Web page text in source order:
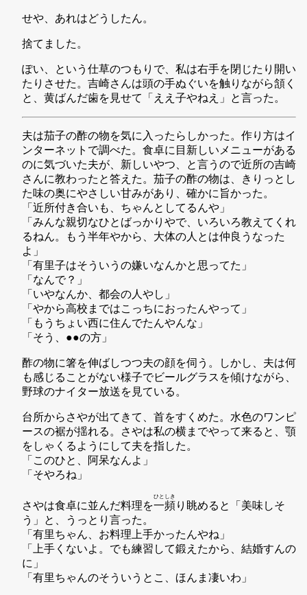
せや、あれはどうしたん。
捨てました。
ぽい、という仕草のつもりで、私は右手を閉じたり開い
たりさせた。吉崎さんは頭の手ぬぐいを触りながら頷く
と、黄ばんだ歯を見せて「ええ子やねえ」と言った。
夫は茄子の酢の物を気に入ったらしかった。作り方はイ
ンターネットで調べた。食卓に目新しいメニューがある
のに気づいた夫が、新しいやつ、と言うので近所の吉崎
さんに教わったと答えた。茄子の酢の物は、きりっとし
た味の奥にやさしい甘みがあり、確かに旨かった。
「近所付き合いも、ちゃんとしてるんや」
「みんな親切なひとばっかりやで、いろいろ教えてくれ
るねん。もう半年やから、大体の人とは仲良うなった
よ」
「有里子はそういうの嫌いなんかと思ってた」
「なんで？」
「いやなんか、都会の人やし」
「やから高校まではこっちにおったんやって」
「もうちょい西に住んでたんやんな」
「そう、●●の方」
酢の物に箸を伸ばしつつ夫の顔を伺う。しかし、夫は何
も感じることがない様子でビールグラスを傾けながら、
野球のナイター放送を見ている。
台所からさやが出てきて、首をすくめた。水色のワンピ
ースの裾が揺れる。さやは私の横までやって来ると、顎
をしゃくるようにして夫を指した。
「このひと、阿呆なんよ」
「そやろね」
さやは食卓に並んだ料理を一
ひと
頻
しき
り眺めると「美味しそ
う」と、うっとり言った。
「有里ちゃん、お料理上手かったんやね」
「上手くないよ。でも練習して鍛えたから、結婚すんの
に」
「有里ちゃんのそういうとこ、ほんま凄いわ」